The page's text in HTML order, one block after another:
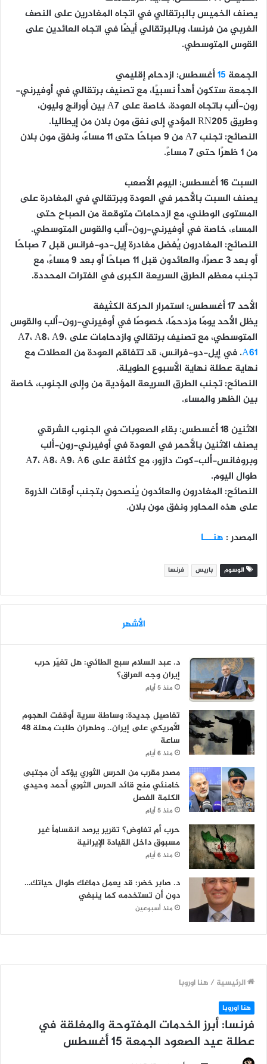
يصنف الخميس بالبرتقالي في اتجاه المغادرين على النصف
الغربي من فرنسا، وبالبرتقالي أيضًا في اتجاه العائدين على
القوس المتوسطي.
الجمعة 15أغسطس: ازدحام إقليمي
الجمعة ستكون أهدأ نسبيًا، مع تصنيف برتقالي في أوفيرني-
رون-ألب باتجاه العودة، خاصة على A7 بين أورانج وليون،
وطريق RN205 المؤدي إلى نفق مون بلان من إيطاليا.
النصائح:
تجنب A7 من 9 صباحًا حتى 11 مساءً، ونفق مون بلان
من 1 ظهرًا حتى 7 مساءً.
السبت 16 أغسطس: اليوم الأصعب
يصنف السبت بالأحمر في العودة وبرتقالي في المغادرة على
المستوى الوطني، مع ازدحامات متوقعة من الصباح حتى
المساء، خاصة في أوفيرني-رون-ألب والقوس المتوسطي.
النصائح:
المغادرون يُفضل مغادرة إيل-دو-فرانس قبل 7 صباحًا
أو بعد 3 عصرًا، والعائدون قبل 11 صباحًا أو بعد 9 مساءً، مع
تجنب معظم الطرق السريعة الكبرى في الفترات المحددة.
الأحد 17 أغسطس: استمرار الحركة الكثيفة
يظل الأحد يومًا مزدحمًا، خصوصًا في أوفيرني-رون-ألب والقوس
المتوسطي، مع تصنيف برتقالي وازدحامات على A7، A8، A9،
A61. في إيل-دو-فرانس، قد تتفاقم العودة من العطلات مع
نهاية عطلة نهاية الأسبوع الطويلة.
النصائح:تجنب الطرق السريعة المؤدية من وإلى الجنوب، خاصة
بين الظهر والمساء.
الاثنين 18 أغسطس: بقاء الصعوبات في الجنوب الشرقي
يصنف الاثنين بالأحمر في العودة في أوفيرني-رون-ألب
وبروفانس-ألب-كوت دازور، مع كثافة على A7، A8، A9، A6
طوال اليوم.
النصائح: المغادرون والعائدون يُنصحون بتجنب أوقات الذروة
على هذه المحاور ونفق مون بلان.
المصدر : هنـــا
الوسوم باريس فرنسا
الأشهر
د. عبد السلام سبع الطائي: هل تغيّر حرب
إيران وجه العراق؟
منذ 5 أيام
تفاصيل جديدة: وساطة سرية أوقفت الهجوم
الأمريكي على إيران.. وطهران طلبت مهلة 48
ساعة
منذ 6 أيام
مصدر مقرب من الحرس الثوري يؤكد أن مجتبى
خامنئي منح قائد الحرس الثوري أحمد وحيدي
الكلمة الفصل
منذ 5 أيام
حرب أم تفاوض؟ تقرير يرصد انقساماً غير
مسبوق داخل القيادة الإيرانية
منذ 6 أيام
د. صابر خضر: قد يعمل دماغك طوال حياتك…
دون أن تستخدمه كما ينبغي
منذ أسبوعين